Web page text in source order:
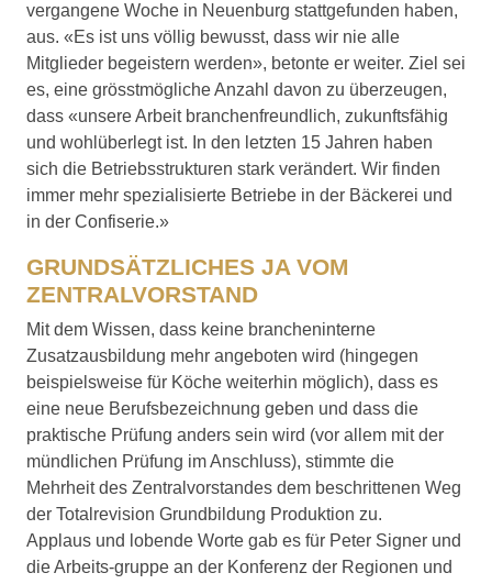
vergangene Woche in Neuenburg stattgefunden haben,
aus. «Es ist uns völlig bewusst, dass wir nie alle
Mitglieder begeistern werden», betonte er weiter. Ziel sei
es, eine grösstmögliche Anzahl davon zu überzeugen,
dass «unsere Arbeit branchenfreundlich, zukunftsfähig
und wohlüberlegt ist. In den letzten 15 Jahren haben
sich die Betriebsstrukturen stark verändert. Wir finden
immer mehr spezialisierte Betriebe in der Bäckerei und
in der Confiserie.»
GRUNDSÄTZLICHES JA VOM
ZENTRALVORSTAND
Mit dem Wissen, dass keine brancheninterne
Zusatzausbildung mehr angeboten wird (hingegen
beispielsweise für Köche weiterhin möglich), dass es
eine neue Berufsbezeichnung geben und dass die
praktische Prüfung anders sein wird (vor allem mit der
mündlichen Prüfung im Anschluss), stimmte die
Mehrheit des Zentralvorstandes dem beschrittenen Weg
der Totalrevision Grundbildung Produktion zu.
Applaus und lobende Worte gab es für Peter Signer und
die Arbeits-gruppe an der Konferenz der Regionen und